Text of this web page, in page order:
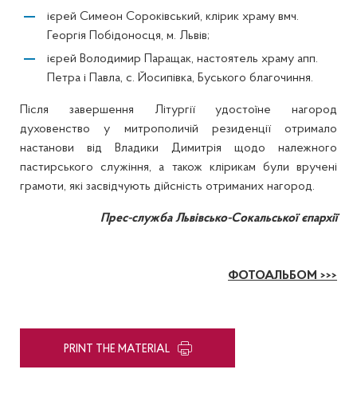
ієрей Симеон Сороківський, клірик храму вмч.
Георгія Побідоносця, м. Львів;
ієрей Володимир Паращак, настоятель храму апп.
Петра і Павла, с. Йосипівка, Буського благочиння.
Після завершення Літургії удостоїне нагород
духовенство у митрополичій резиденції отримало
настанови від Владики Димитрія щодо належного
пастирського служіння, а також клірикам були вручені
грамоти, які засвідчують дійсність отриманих нагород.
Прес-служба Львівсько-Сокальської єпархії
ФОТОАЛЬБОМ >>>
PRINT THE MATERIAL